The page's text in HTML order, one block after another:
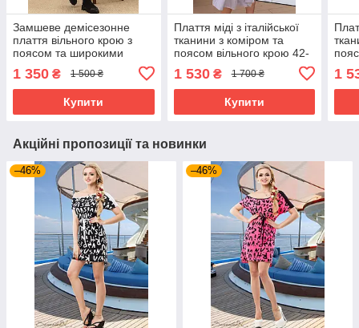
Замшеве демісезонне
плаття вільного крою з
поясом та широкими
рукавами 42-52 розміри
різні кольори
1 350 ₴ 1 500 ₴
Купити
Плаття міді з італійської
тканини з коміром та
поясом вільного крою 42-
52 розміри різні кольори
марсала
1 530₴ 1 700 ₴
Купити
1
Акційні пропозиції та новинки
–46% –46%